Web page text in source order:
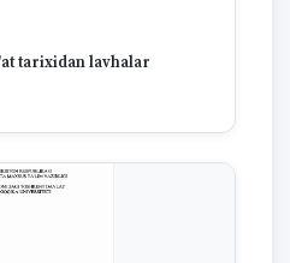
tarixidan lavhalar